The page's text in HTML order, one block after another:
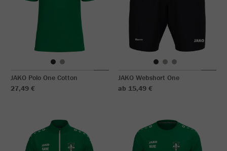
JAKO Polo One Cotton
27,49 €
JAKO Webshort One
ab 15,49 €